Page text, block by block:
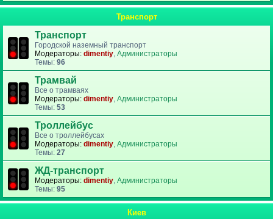
Транспорт
Транспорт
Городской наземный транспорт
Модераторы: dimentiy, Администраторы
Темы: 96
Трамвай
Все о трамваях
Модераторы: dimentiy, Администраторы
Темы: 53
Троллейбус
Все о троллейбусах
Модераторы: dimentiy, Администраторы
Темы: 27
ЖД-транспорт
Модераторы: dimentiy, Администраторы
Темы: 95
Киев